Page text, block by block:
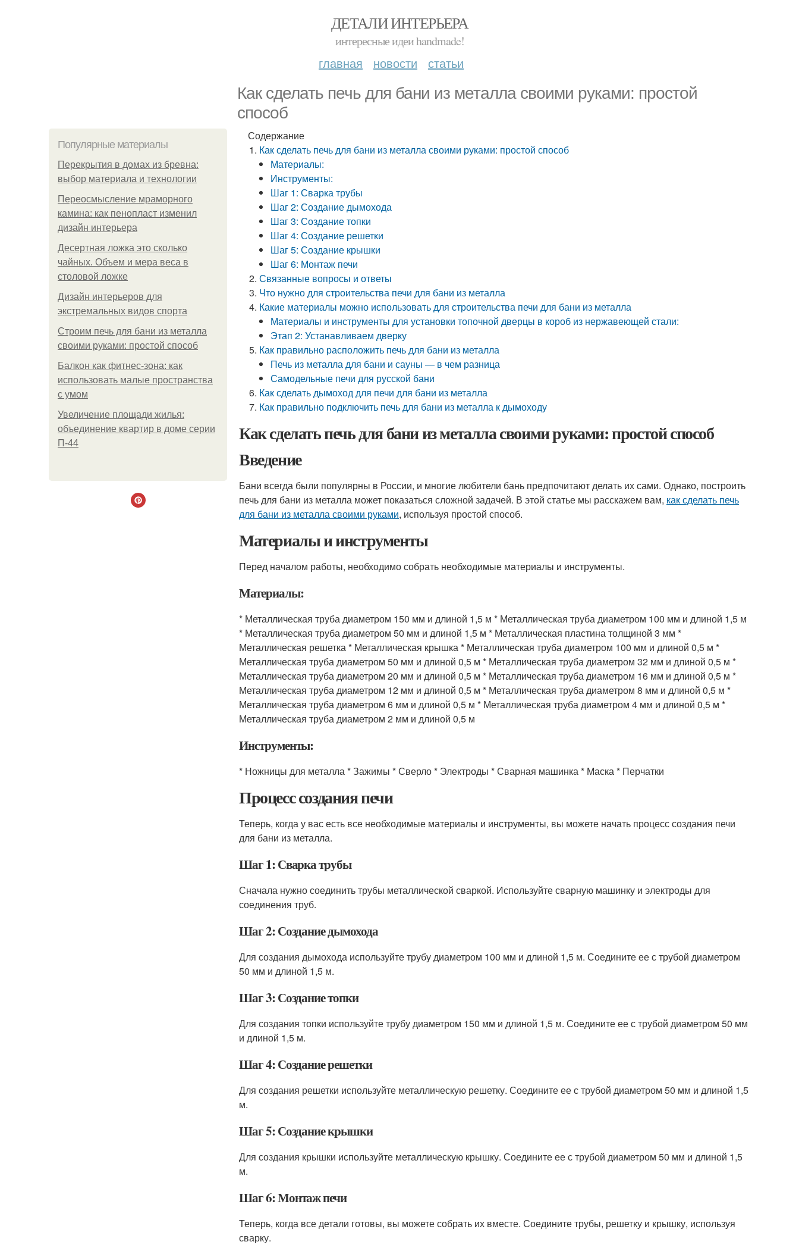
ДЕТАЛИ ИНТЕРЬЕРА
интересные идеи handmade!
главная новости статьи
Как сделать печь для бани из металла своими руками: простой
способ
Популярные материалы
Перекрытия в домах из бревна:
выбор материала и технологии
Переосмысление мраморного
камина: как пенопласт изменил
дизайн интерьера
Десертная ложка это сколько
чайных. Объем и мера веса в
столовой ложке
Дизайн интерьеров для
экстремальных видов спорта
Строим печь для бани из металла
своими руками: простой способ
Балкон как фитнес-зона: как
использовать малые пространства
с умом
Увеличение площади жилья:
объединение квартир в доме серии
П-44
Содержание
Как сделать печь для бани из металла своими руками: простой способ
Материалы:
Инструменты:
Шаг 1: Сварка трубы
Шаг 2: Создание дымохода
Шаг 3: Создание топки
Шаг 4: Создание решетки
Шаг 5: Создание крышки
Шаг 6: Монтаж печи
Связанные вопросы и ответы
Что нужно для строительства печи для бани из металла
Какие материалы можно использовать для строительства печи для бани из металла
Материалы и инструменты для установки топочной дверцы в короб из нержавеющей стали:
Этап 2: Устанавливаем дверку
Как правильно расположить печь для бани из металла
Печь из металла для бани и сауны — в чем разница
Самодельные печи для русской бани
Как сделать дымоход для печи для бани из металла
Как правильно подключить печь для бани из металла к дымоходу
Как сделать печь для бани из металла своими руками: простой способ
Введение
Бани всегда были популярны в России, и многие любители бань предпочитают делать их сами. Однако, построить
печь для бани из металла может показаться сложной задачей. В этой статье мы расскажем вам, как сделать печь
для бани из металла своими руками, используя простой способ.
Материалы и инструменты
Перед началом работы, необходимо собрать необходимые материалы и инструменты.
Материалы:
* Металлическая труба диаметром 150 мм и длиной 1,5 м * Металлическая труба диаметром 100 мм и длиной 1,5 м
* Металлическая труба диаметром 50 мм и длиной 1,5 м * Металлическая пластина толщиной 3 мм *
Металлическая решетка * Металлическая крышка * Металлическая труба диаметром 100 мм и длиной 0,5 м *
Металлическая труба диаметром 50 мм и длиной 0,5 м * Металлическая труба диаметром 32 мм и длиной 0,5 м *
Металлическая труба диаметром 20 мм и длиной 0,5 м * Металлическая труба диаметром 16 мм и длиной 0,5 м *
Металлическая труба диаметром 12 мм и длиной 0,5 м * Металлическая труба диаметром 8 мм и длиной 0,5 м *
Металлическая труба диаметром 6 мм и длиной 0,5 м * Металлическая труба диаметром 4 мм и длиной 0,5 м *
Металлическая труба диаметром 2 мм и длиной 0,5 м
Инструменты:
* Ножницы для металла * Зажимы * Сверло * Электроды * Сварная машинка * Маска * Перчатки
Процесс создания печи
Теперь, когда у вас есть все необходимые материалы и инструменты, вы можете начать процесс создания печи
для бани из металла.
Шаг 1: Сварка трубы
Сначала нужно соединить трубы металлической сваркой. Используйте сварную машинку и электроды для
соединения труб.
Шаг 2: Создание дымохода
Для создания дымохода используйте трубу диаметром 100 мм и длиной 1,5 м. Соедините ее с трубой диаметром
50 мм и длиной 1,5 м.
Шаг 3: Создание топки
Для создания топки используйте трубу диаметром 150 мм и длиной 1,5 м. Соедините ее с трубой диаметром 50 мм
и длиной 1,5 м.
Шаг 4: Создание решетки
Для создания решетки используйте металлическую решетку. Соедините ее с трубой диаметром 50 мм и длиной 1,5
м.
Шаг 5: Создание крышки
Для создания крышки используйте металлическую крышку. Соедините ее с трубой диаметром 50 мм и длиной 1,5
м.
Шаг 6: Монтаж печи
Теперь, когда все детали готовы, вы можете собрать их вместе. Соедините трубы, решетку и крышку, используя
сварку.